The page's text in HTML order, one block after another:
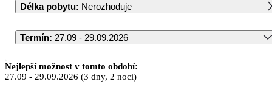
Délka pobytu: Nerozhoduje
Termín: 27.09 - 29.09.2026
Září 2026
Nejlepší možnost v tomto období:
27.09 - 29.09.2026 (3 dny, 2 noci)